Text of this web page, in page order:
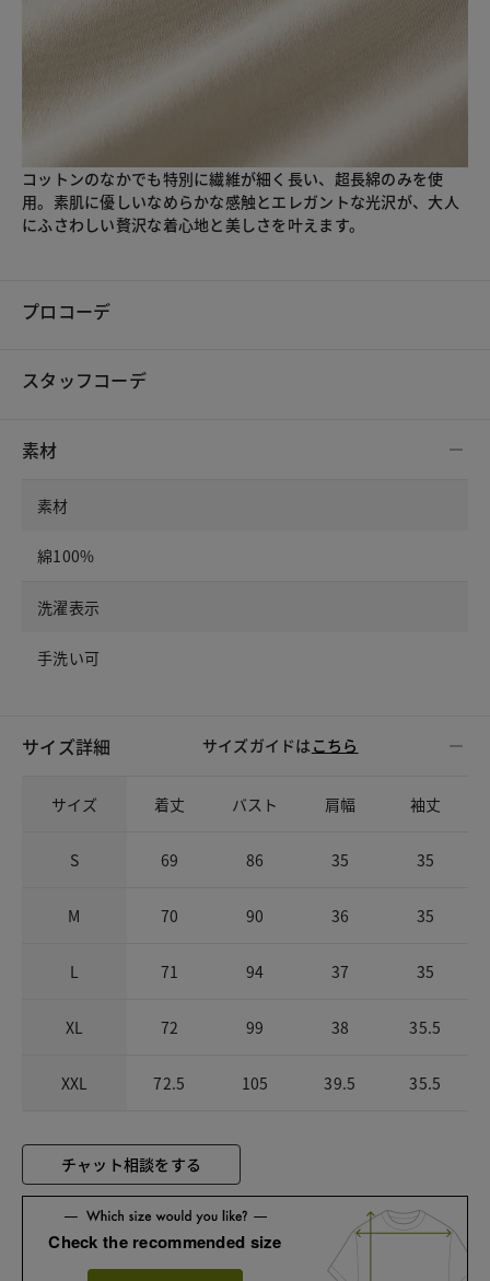
コットンのなかでも特別に繊維が細く長い、超長綿のみを使
用。素肌に優しいなめらかな感触とエレガントな光沢が、大人
にふさわしい贅沢な着心地と美しさを叶えます。
プロコーデ
スタッフコーデ
素材
素材
綿100%
洗濯表示
手洗い可
サイズ詳細 サイズガイドは こちら
サイズ 着丈 バスト 肩幅 袖丈
S 69 86 35 35
M 70 90 36 35
L 71 94 37 35
XL 72 99 38 35.5
XXL 72.5 105 39.5 35.5
チャット相談をする
Check the recommended size